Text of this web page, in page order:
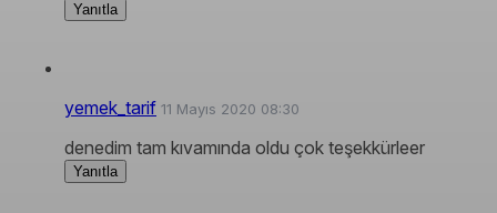
Yanıtla
yemek_tarif 11 Mayıs 2020 08:30
denedim tam kıvamında oldu çok teşekkürleer
Yanıtla